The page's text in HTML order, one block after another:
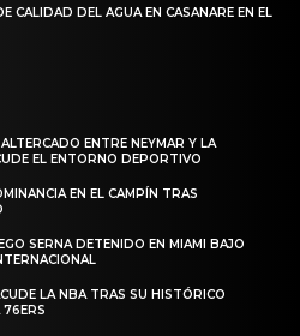
CALIDAD DEL AGUA EN CASANARE EN EL
ENTRE NEYMAR Y LA
EL ENTORNO DEPORTIVO
EN EL CAMPÍN TRAS
SERNA DETENIDO EN MIAMI BAJO
LA NBA TRAS SU HISTÓRICO
76ERS